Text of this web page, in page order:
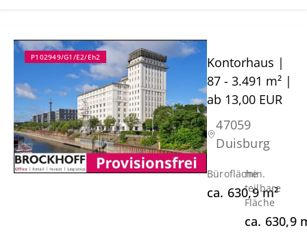
P102949/G1/E2/Eh2
Kontorhaus |
87 - 3.491 m² |
ab 13,00 EUR
47059
Duisburg
Bürofläche
ca. 630,9 m²
min.
teilbare
Fläche
ca. 630,9